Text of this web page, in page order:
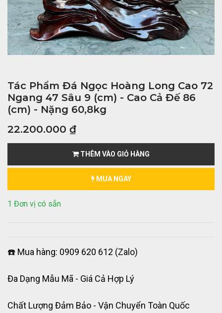
Tác Phẩm Đá Ngọc Hoàng Long Cao 72
Ngang 47 Sâu 9 (cm) - Cao Cả Đế 86
(cm) - Nặng 60,8kg
22.200.000 ₫
THÊM VÀO GIỎ HÀNG
MUA NGAY
1 Đơn vị có sẵn
☎️ Mua hàng: 0909 620 612 (Zalo)
Đa Dạng Mẫu Mã - Giá Cả Hợp Lý
Chất Lượng Đảm Bảo - Vận Chuyển Toàn Quốc